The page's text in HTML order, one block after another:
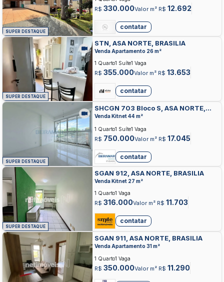
SUPER DESTAQUE
R$ 330.000Valor m² R$ 12.692
contatar
SUPER DESTAQUE
STN, ASA NORTE, BRASILIA
Venda Apartamento 26 m²
R$ 355.000Valor m² R$ 13.653
1 Quarto1 Suíte1 Vaga
contatar
SUPER DESTAQUE
SHCGN 703 Bloco S, ASA NORTE,
BRASILIA
Venda Kitnet 44 m²
R$ 750.000Valor m² R$ 17.045
1 Quarto1 Suíte1 Vaga
contatar
SUPER DESTAQUE
SGAN 912, ASA NORTE, BRASILIA
Venda Kitnet 27 m²
R$ 316.000Valor m² R$ 11.703
1 Quarto1 Vaga
contatar
SGAN 911, ASA NORTE, BRASILIA
Venda Apartamento 31 m²
R$ 350.000Valor m² R$ 11.290
1 Quarto1 Vaga